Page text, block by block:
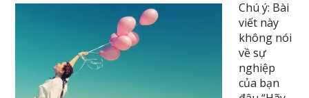
Chú ý: Bài
viết này
không nói
về sự
nghiệp
của bạn